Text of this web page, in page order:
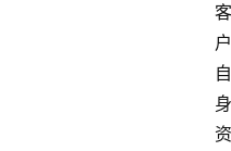
客
户
自
身
资